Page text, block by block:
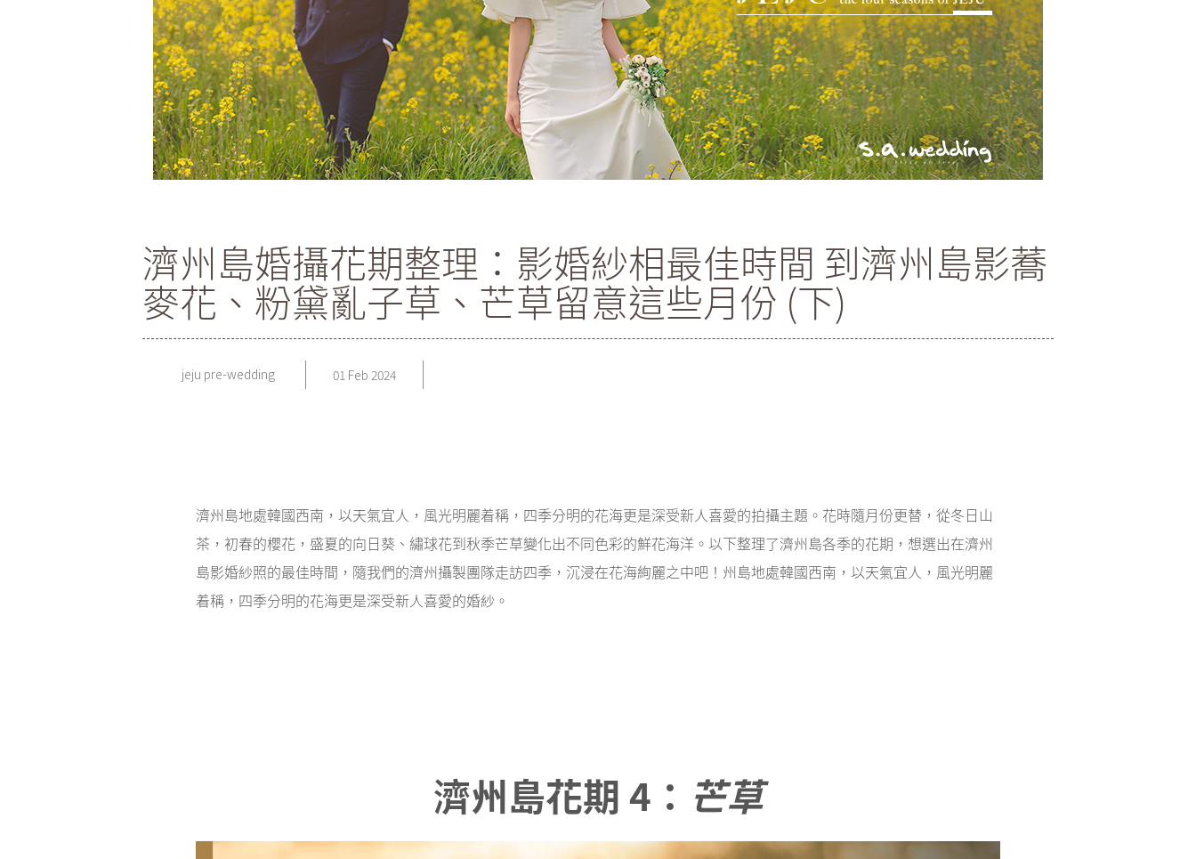
濟州島婚攝花期整理：影婚紗相最佳時間 到濟州島影蕎
麥花、粉黛亂子草、芒草留意這些月份 (下)
jeju pre-wedding 01 Feb 2024
濟州島地處韓國西南，以天氣宜人，風光明麗着稱，四季分明的花海更是深受新人喜愛的拍攝主題。 花時隨月份更替，從冬日山
茶，初春的櫻花，盛夏的向日葵、繡球花到秋季芒草變化出不同色彩的鮮花海洋。 以下整理了濟州島各季的花期，想選出在濟州
島影婚紗照的最佳時間 ，隨我們的濟州攝製團隊走訪四季，沉浸在花海絢麗之中吧！州島地處韓國西南，以天氣宜人，風光明麗
着稱，四季分明的花海更是深受新人喜愛的婚紗。
濟州島花期 4： 芒草